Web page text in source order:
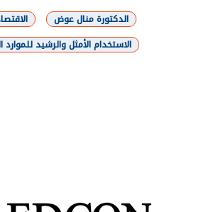
الدكتورة منال عوض
الاستخدام الأمثل والرشيد للموارد